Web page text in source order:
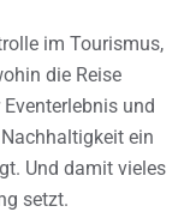
im Tourismus,
die Reise
und
ein
Und damit vieles
setzt.